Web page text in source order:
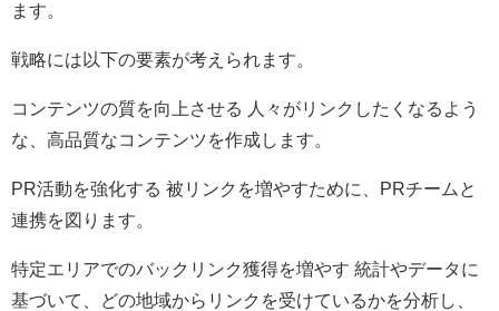
ます。
戦略には以下の要素が考えられます。
コンテンツの質を向上させる 人々がリンクしたくなるよう
な、高品質なコンテンツを作成します。
PR活動を強化する 被リンクを増やすために、PRチームと
連携を図ります。
特定エリアでのバックリンク獲得を増やす 統計やデータに
基づいて、どの地域からリンクを受けているかを分析し、